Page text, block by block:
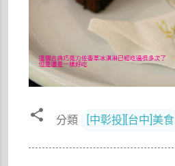
分類 [中彰投][台中]美食